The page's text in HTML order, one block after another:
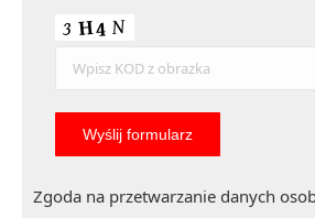
Zgoda na przetwarzanie danych